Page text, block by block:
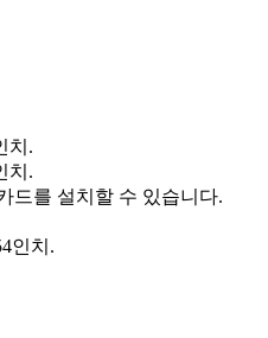
치.
치.
드를 설치할 수 있습니다.
인치.